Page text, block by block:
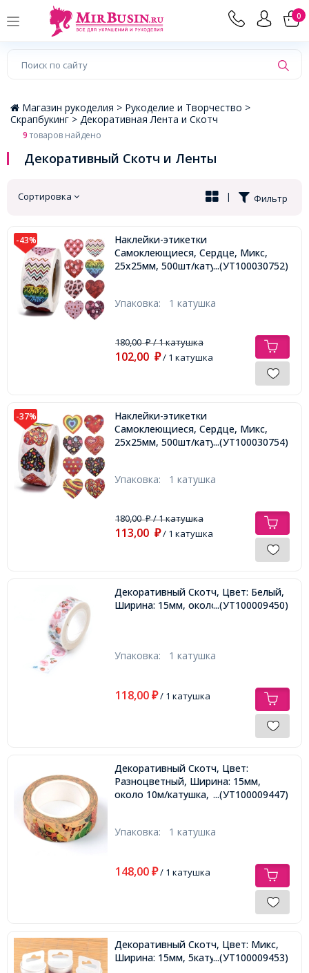
0
×
Магазин рукоделия > Рукоделие и Творчество >
Скрапбукинг > Декоративная Лента и Скотч
9товаров найдено
Декоративный Скотч и Ленты
Сортировка Фильтр
|
-43%
Наклейки-этикетки
Самоклеющиеся, Сердце, Микс,
25х25мм, 500шт/катушка,...(УТ100030752)
Упаковка: 1 катушка
180,00₽/ 1 катушка
102,00 ₽/ 1 катушка
-37%
Наклейки-этикетки
Самоклеющиеся, Сердце, Микс,
25х25мм, 500шт/катушка,...(УТ100030754)
Упаковка: 1 катушка
180,00₽/ 1 катушка
113,00 ₽/ 1 катушка
Декоративный Скотч, Цвет: Белый,
Ширина: 15мм, около 10м/катушка,
...(УТ100009450)
Упаковка: 1 катушка
118,00 ₽/ 1 катушка
Декоративный Скотч, Цвет:
Разноцветный, Ширина: 15мм,
около 10м/катушка, ...(УТ100009447)
Упаковка: 1 катушка
148,00 ₽/ 1 катушка
Декоративный Скотч, Цвет: Микс,
Ширина: 15мм, 5катушек/набор,
...(УТ100009453)